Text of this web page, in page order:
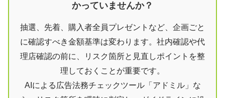
かっていませんか？
抽選、先着、購入者全員プレゼントなど、企画ごと
に確認すべき金額基準は変わります。社内確認や代
理店確認の前に、リスク箇所と見直しポイントを整
理しておくことが重要です。
AIによる広告法務チェックツール「アドミル」な